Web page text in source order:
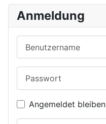
Anmeldung
Angemeldet bleiben